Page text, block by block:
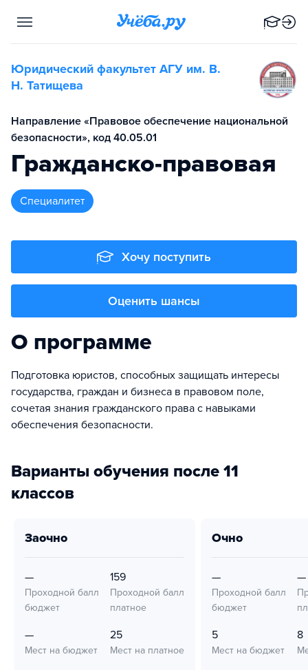
Юридический факультет АГУ им. В.
Н. Татищева
Направление «Правовое обеспечение национальной
безопасности», код 40.05.01
Гражданско-правовая
специалитет
Хочу поступить
Оценить шансы
О программе
Подготовка юристов, способных защищать интересы
государства, граждан и бизнеса в правовом поле,
сочетая знания гражданского права с навыками
обеспечения безопасности.
Варианты обучения после 11
классов
заочно
—
Проходной балл
бюджет
159
Проходной балл
платное
—
Мест на бюджет
25
Мест на платное
очно
—
Проходной балл
бюджет
—
5
Мест на бюджет
8